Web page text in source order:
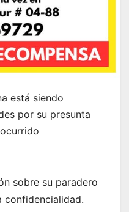
está siendo
por su presunta
sobre su paradero
confidencialidad.